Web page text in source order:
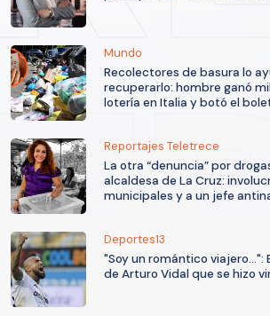
Mundo
Recolectores de basura lo
recuperarlo: hombre ganó
lotería en Italia y botó el
Reportajes Teletrece
La otra “denuncia” por
alcaldesa de La Cruz:
municipales y a un jefe
Deportes13
"Soy un romántico viajero...":
de Arturo Vidal que se hizo